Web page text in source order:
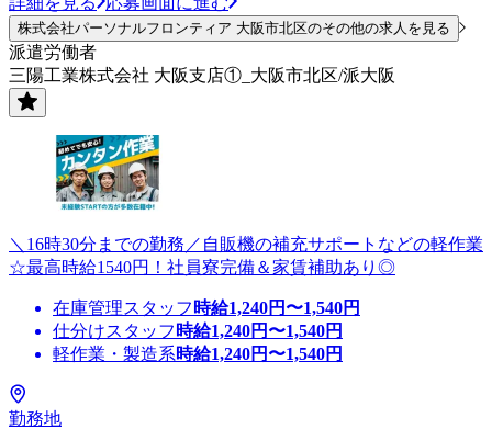
株式会社パーソナルフロンティア 大阪市北区のその他の求人を見る
派遣労働者
三陽工業株式会社 大阪支店①_大阪市北区/派大阪
＼16時30分までの勤務／自販機の補充サポートなどの軽作業
☆最高時給1540円！社員寮完備＆家賃補助あり◎
在庫管理スタッフ 時給1,240円〜1,540円
仕分けスタッフ 時給1,240円〜1,540円
軽作業・製造系時給1,240円〜1,540円
勤務地